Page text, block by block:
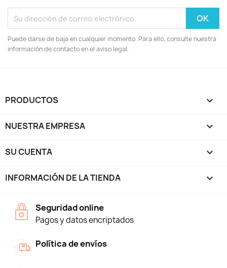
Puede darse de baja en cualquier momento. Para ello, consulte nuestra
información de contacto en el aviso legal.
PRODUCTOS 
NUESTRA EMPRESA 
SU CUENTA 
INFORMACIÓN DE LA TIENDA keyboard_arrow_down
Seguridad online
Pagos y datos encriptados
Política de envíos